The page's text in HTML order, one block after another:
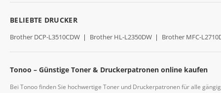
BELIEBTE DRUCKER
Brother DCP-L3510CDW | Brother HL-L2350DW | Brother MFC-
Tonoo – Günstige Toner & Druckerpatronen online kaufen
Bei Tonoo finden Sie hochwertige Toner und Druckerpatronen für alle